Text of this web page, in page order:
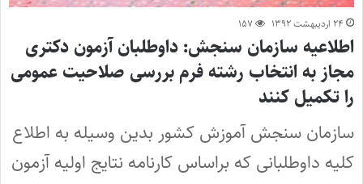
۲۴ اردیبهشت ۱۳۹۲ ۱۵۷
اطلاعیه سازمان سنجش: داوطلبان آزمون دکتری
مجاز به انتخاب رشته فرم بررسی صلاحیت عمومی
را تکمیل کنند
سازمان سنجش آموزش کشور بدین وسیله به اطلاع
کلیه داوطلبانی که براساس کارنامه نتایج اولیه آزمون